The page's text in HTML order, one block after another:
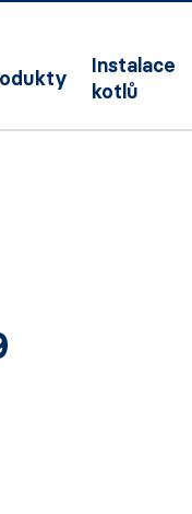
Instalace
kotlů